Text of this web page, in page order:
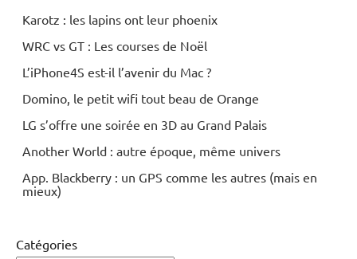
Karotz : les lapins ont leur phoenix
WRC vs GT : Les courses de Noël
L’iPhone4S est-il l’avenir du Mac ?
Domino, le petit wifi tout beau de Orange
LG s’offre une soirée en 3D au Grand Palais
Another World : autre époque, même univers
App. Blackberry : un GPS comme les autres (mais en
mieux)
Catégories